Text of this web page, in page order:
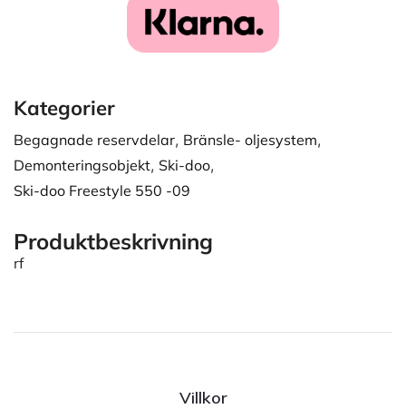
Kategorier
Begagnade reservdelar, Bränsle- oljesystem,
Demonteringsobjekt, Ski-doo,
Ski-doo Freestyle 550 -09
Produktbeskrivning
rf
Villkor